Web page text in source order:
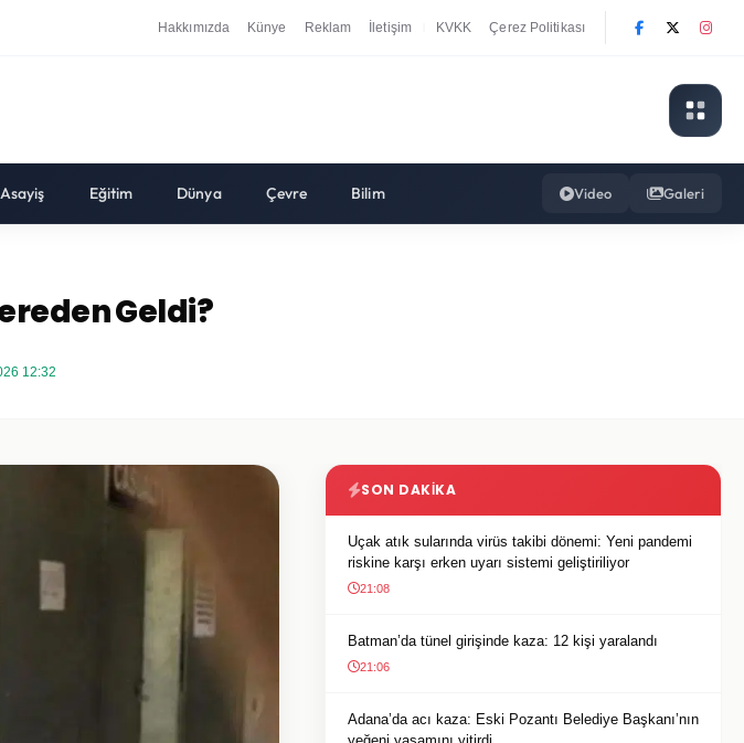
Hakkımızda Künye Reklam İletişim KVKK Çerez Politikası
Asayiş Eğitim Dünya Çevre Bilim Video Galeri
Geldi?
12:32
SON DAKIKA
Uçak atık sularında virüs takibi dönemi: Yeni pandemi
riskine karşı erken uyarı sistemi geliştiriliyor
21:08
Batman’da tünel girişinde kaza: 12 kişi yaralandı
21:06
Adana’da acı kaza: Eski Pozantı Belediye Başkanı’nın